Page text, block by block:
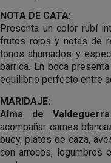
NOTA DE CATA:
Presenta un color rubí
frutos rojos y notas de
tonos ahumados y
barrica. En boca
equilibrio perfecto entre
MARIDAJE:
Alma de
acompañar carnes
buey, platos de caza,
con arroces, legumbres